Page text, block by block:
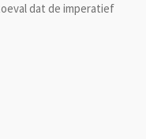
dat de imperatief